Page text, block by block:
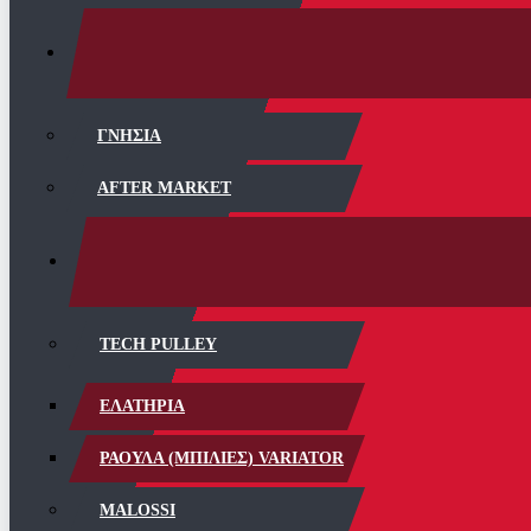
ΓΝΗΣΙΑ
AFTER MARKET
TECH PULLEY
ΕΛΑΤΗΡΙΑ
ΡΑΟΥΛΑ (ΜΠΙΛΙΕΣ) VARIATOR
MALOSSI